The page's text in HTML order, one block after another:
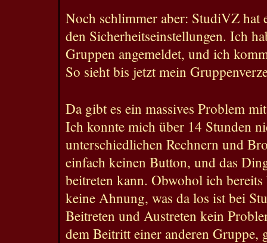
Noch schlimmer aber: StudiVZ hat
den Sicherheitseinstellungen. Ich
Gruppen angemeldet, und ich
So sieht bis jetzt mein
Da gibt es ein massives Problem
Ich konnte mich über 14 Stunden
unterschiedlichen Rechnern und
einfach keinen Button, und das
beitreten kann. Obwohol ich
keine Ahnung, was da los ist bei
Beitreten und Austreten kein
dem Beitritt einer anderen Gruppe,